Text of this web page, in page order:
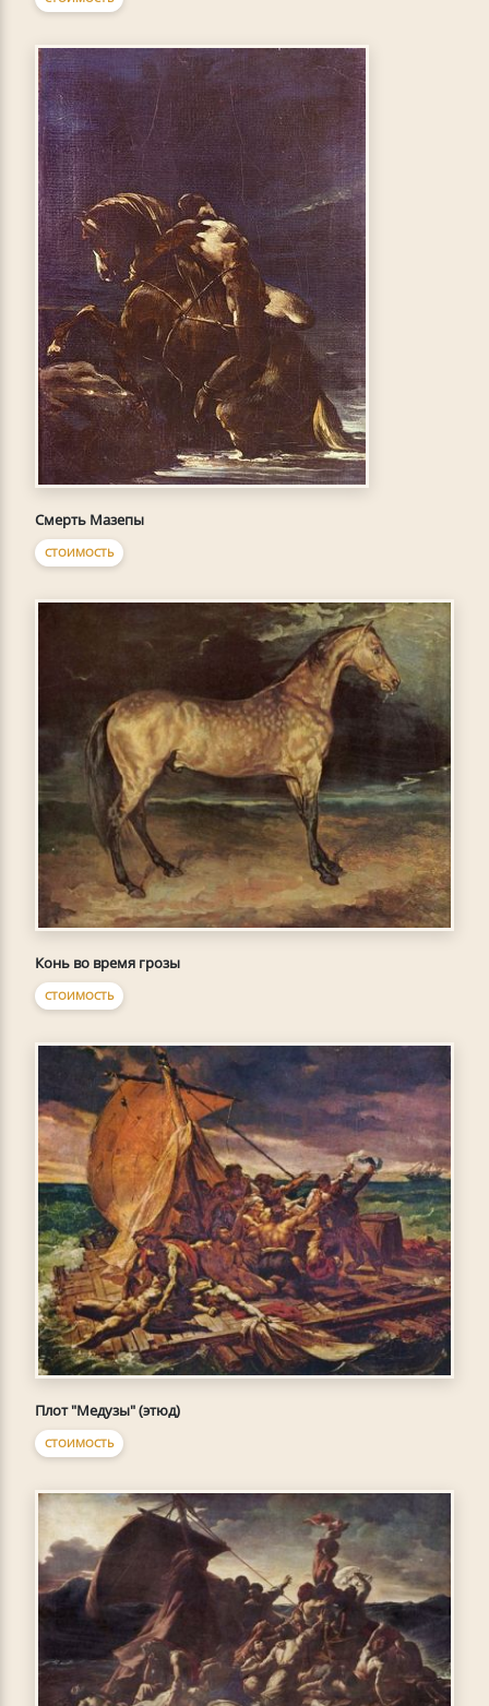
Смерть Мазепы
СТОИМОСТЬ
Конь во время грозы
СТОИМОСТЬ
Плот "Медузы" (этюд)
СТОИМОСТЬ